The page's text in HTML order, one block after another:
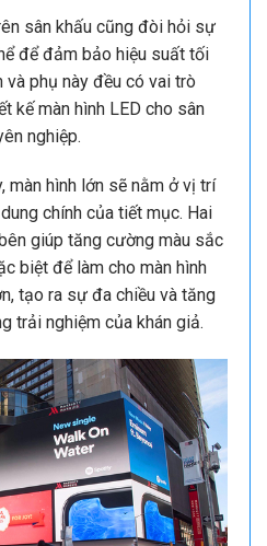
sân khấu cũng đòi hỏi sự
để đảm bảo hiệu suất tối
và phụ này đều có vai trò
kế màn hình LED cho sân
nghiệp.
màn hình lớn sẽ nằm ở vị trí
chính của tiết mục. Hai
giúp tăng cường màu sắc
biệt để làm cho màn hình
tạo ra sự đa chiều và tăng
trải nghiệm của khán giả.